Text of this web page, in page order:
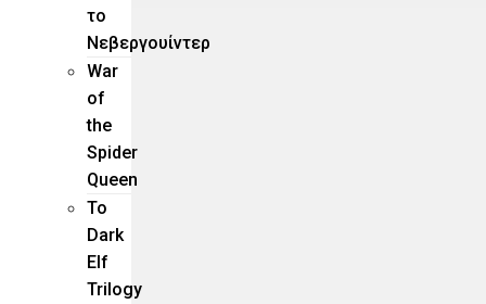
το
Νεβεργουίντερ
War
of
the
Spider
Queen
Το
Dark
Elf
Trilogy